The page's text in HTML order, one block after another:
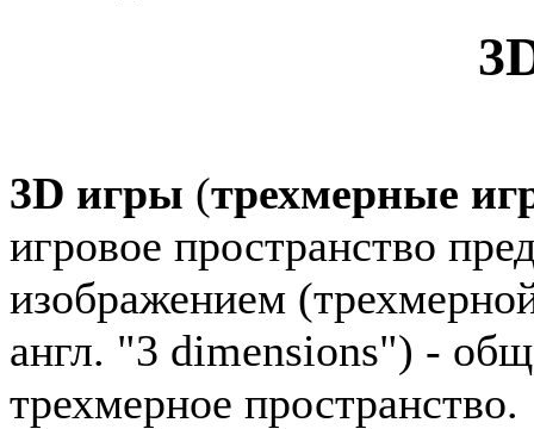
3D игры (трехмерные
игровое пространство
изображением
англ. "3 dimensions") -
трехмерное пространство.